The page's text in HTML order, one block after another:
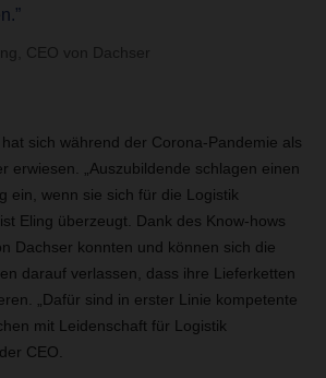
CEO von Dachser
sich während der Corona-Pandemie als
erwiesen. „Auszubildende schlagen einen
ein, wenn sie sich für die Logistik
Eling überzeugt. Dank des Know-hows
Dachser konnten und können sich die
darauf verlassen, dass ihre Lieferketten
„Dafür sind in erster Linie kompetente
mit Leidenschaft für Logistik
CEO.